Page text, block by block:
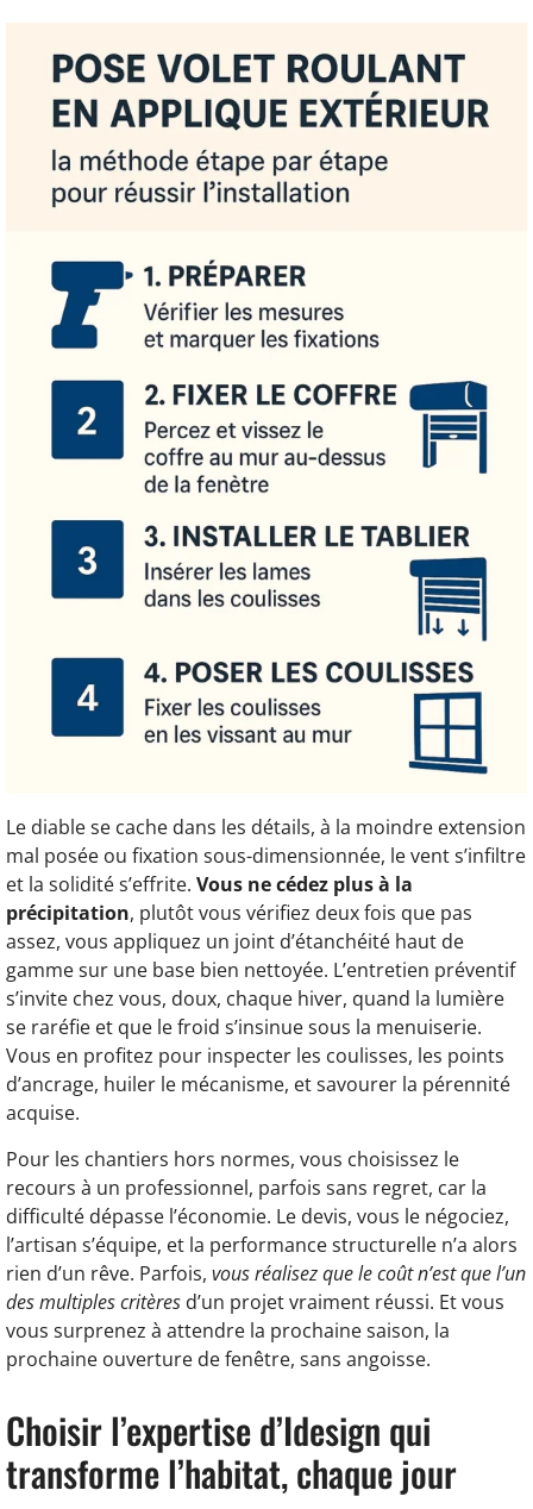
Le diable se cache dans les détails, à la moindre extension
mal posée ou fixation sous-dimensionnée, le vent s’infiltre
et la solidité s’effrite. Vous ne cédez plus à la
précipitation, plutôt vous vérifiez deux fois que pas
assez, vous appliquez un joint d’étanchéité haut de
gamme sur une base bien nettoyée. L’entretien préventif
s’invite chez vous, doux, chaque hiver, quand la lumière
se raréfie et que le froid s’insinue sous la menuiserie.
Vous en profitez pour inspecter les coulisses, les points
d’ancrage, huiler le mécanisme, et savourer la pérennité
acquise.
Pour les chantiers hors normes, vous choisissez le
recours à un professionnel, parfois sans regret, car la
difficulté dépasse l’économie. Le devis, vous le négociez,
l’artisan s’équipe, et la performance structurelle n’a alors
rien d’un rêve. Parfois, vous réalisez que le coût n’est que l’un
des multiples critères d’un projet vraiment réussi. Et vous
vous surprenez à attendre la prochaine saison, la
prochaine ouverture de fenêtre, sans angoisse.
Choisir l’expertise d’Idesign qui
transforme l’habitat, chaque jour